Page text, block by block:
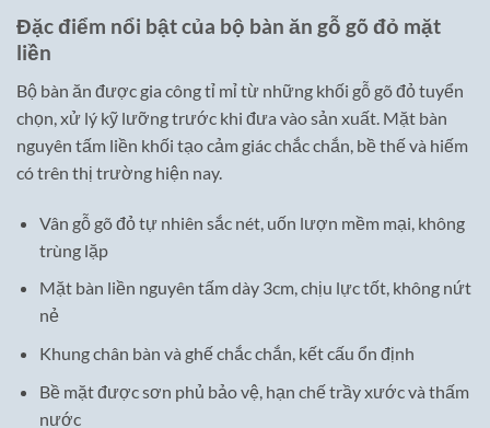
Đặc điểm nổi bật của bộ bàn ăn gỗ gõ đỏ mặt
liền
Bộ bàn ăn được gia công tỉ mỉ từ những khối gỗ gõ đỏ tuyển
chọn, xử lý kỹ lưỡng trước khi đưa vào sản xuất. Mặt bàn
nguyên tấm liền khối tạo cảm giác chắc chắn, bề thế và hiếm
có trên thị trường hiện nay.
Vân gỗ gõ đỏ tự nhiên sắc nét, uốn lượn mềm mại, không
trùng lặp
Mặt bàn liền nguyên tấm dày 3cm, chịu lực tốt, không nứt
nẻ
Khung chân bàn và ghế chắc chắn, kết cấu ổn định
Bề mặt được sơn phủ bảo vệ, hạn chế trầy xước và thấm
nước